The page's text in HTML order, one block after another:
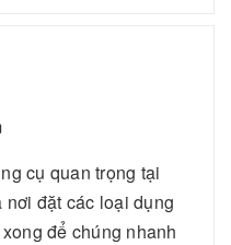
cụ quan trọng tại
đặt các loại dụng
để chúng nhanh